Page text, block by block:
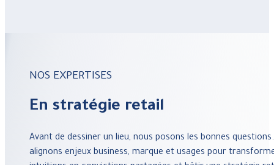
NOS EXPERTISES
En stratégie retail
Avant de dessiner un lieu, nous posons les bonnes
alignons enjeux business, marque et usages pour